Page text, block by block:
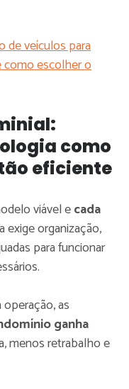
de veículos para
como escolher o
como
eficiente
viável ecada
exige organização,
para funcionar
as
ganha
menos retrabalho e